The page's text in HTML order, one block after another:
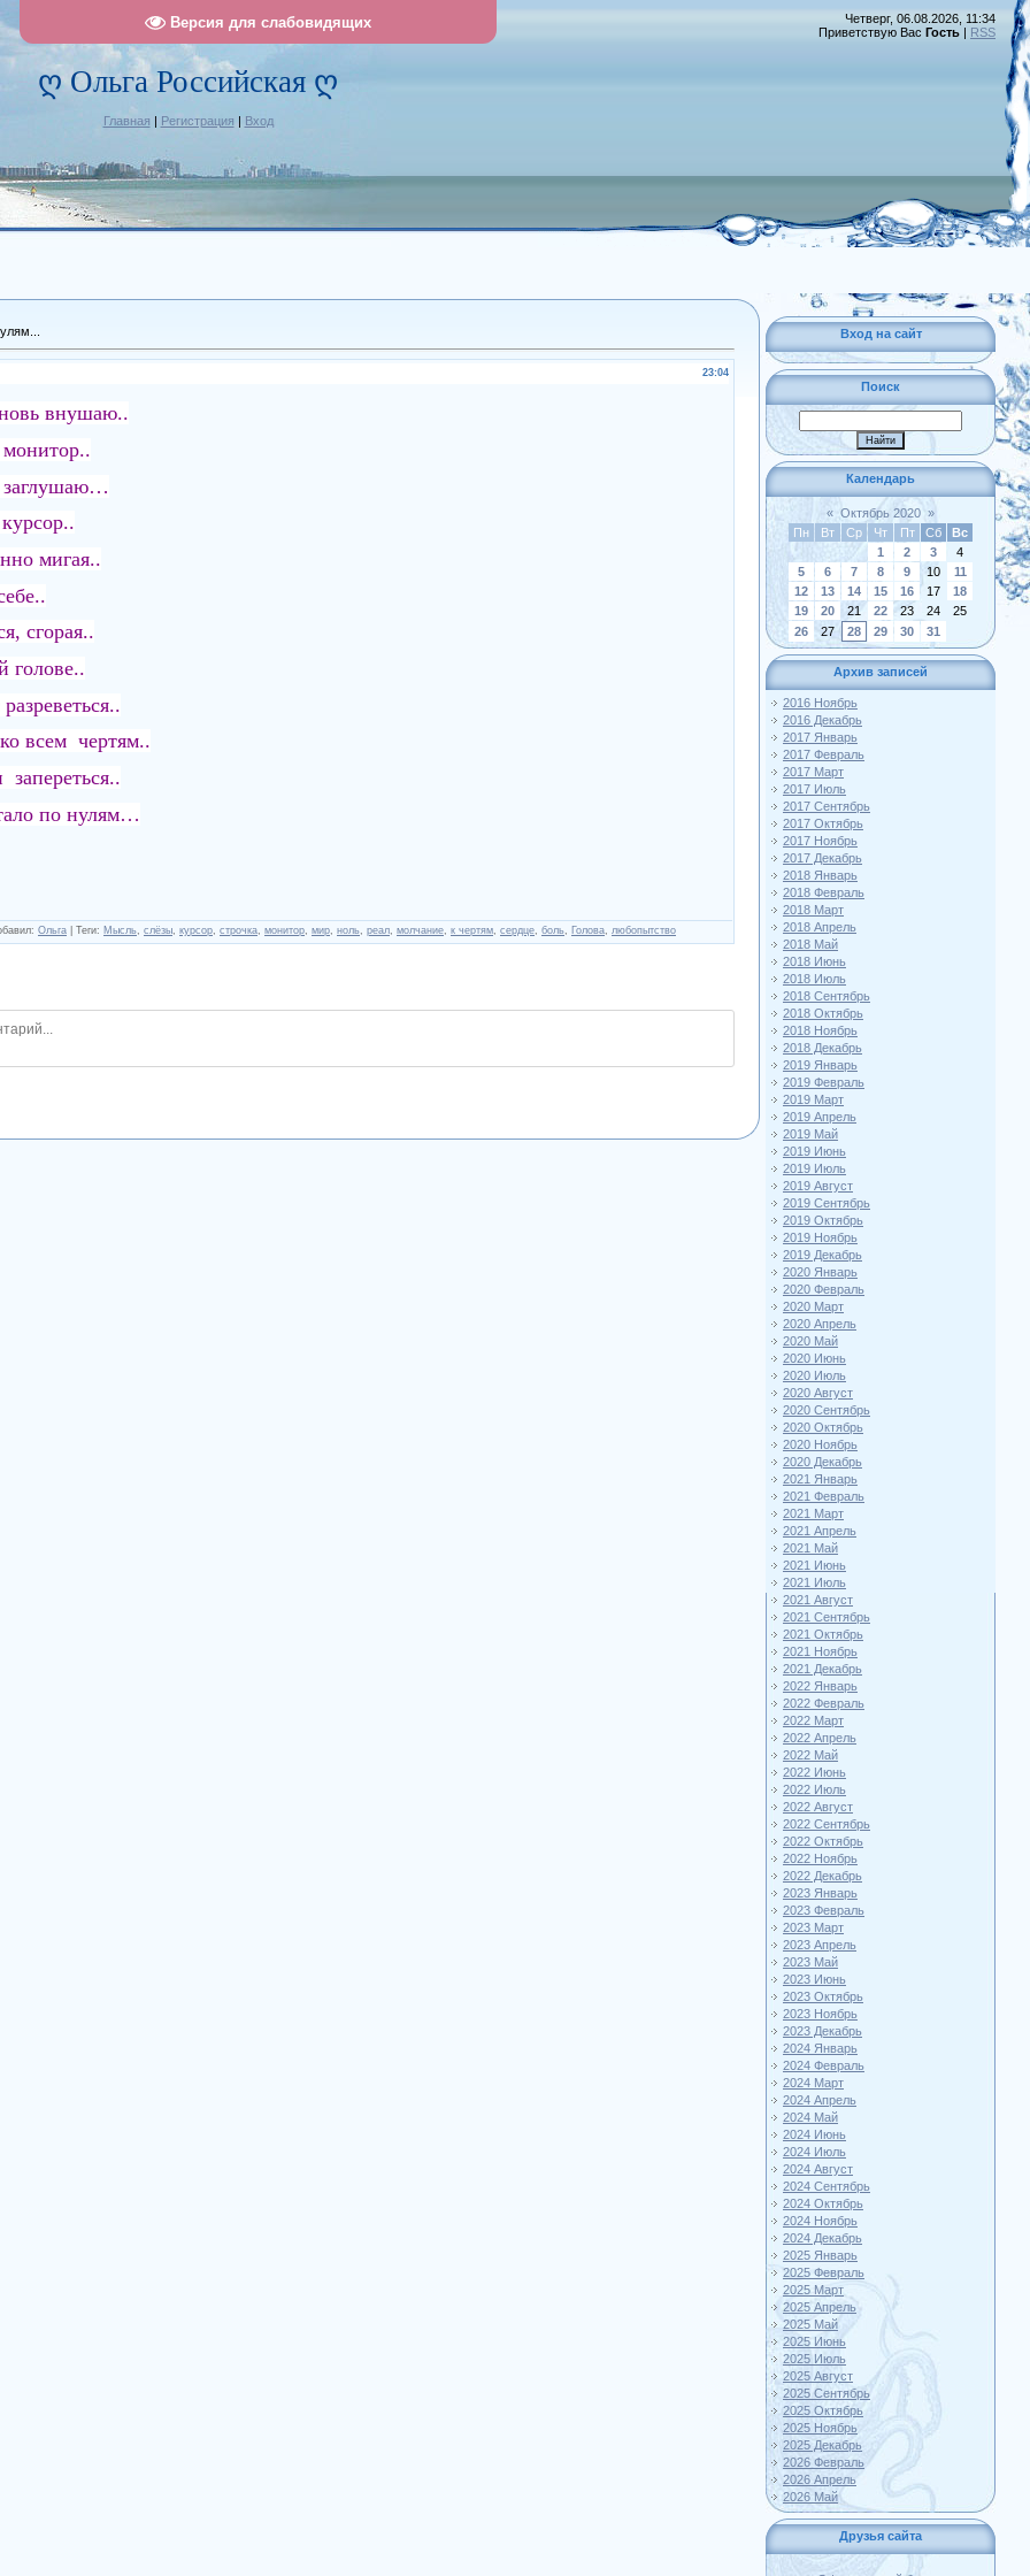
Версия для слабовидящих
ღ Ольга Российская ღ
Главная | Регистрация | Вход
Четверг, 06.08.2026, 11:34
Приветствую Вас Гость | RSS
23:04
внушаю..
заглушаю…
мигая..
сгорая..
голове..
всем чертям..
запереться..
по нулям…
: Ольга Теги: Мысль слёзы курсор строчка монитор мир ноль реал молчание к чертям сердце боль Голова любопытство
Вход на сайт
Поиск
Календарь
« Октябрь 2020 »
Пн
Вт Ср Чт Пт Сб
Вс
1
2 3
4
5
6 7 8 9 10
11
12
13 14 15 16 17
18
19
20 21 22 23 24
25
26
27 28 29 30 31
Архив записей
2016 Ноябрь
2016 Декабрь
2017 Январь
2017 Февраль
2017 Март
2017 Июль
2017 Сентябрь
2017 Октябрь
2017 Ноябрь
2017 Декабрь
2018 Январь
2018 Февраль
2018 Март
2018 Апрель
2018 Май
2018 Июнь
2018 Июль
2018 Сентябрь
2018 Октябрь
2018 Ноябрь
2018 Декабрь
2019 Январь
2019 Февраль
2019 Март
2019 Апрель
2019 Май
2019 Июнь
2019 Июль
2019 Август
2019 Сентябрь
2019 Октябрь
2019 Ноябрь
2019 Декабрь
2020 Январь
2020 Февраль
2020 Март
2020 Апрель
2020 Май
2020 Июнь
2020 Июль
2020 Август
2020 Сентябрь
2020 Октябрь
2020 Ноябрь
2020 Декабрь
2021 Январь
2021 Февраль
2021 Март
2021 Апрель
2021 Май
2021 Июнь
2021 Июль
2021 Август
2021 Сентябрь
2021 Октябрь
2021 Ноябрь
2021 Декабрь
2022 Январь
2022 Февраль
2022 Март
2022 Апрель
2022 Май
2022 Июнь
2022 Июль
2022 Август
2022 Сентябрь
2022 Октябрь
2022 Ноябрь
2022 Декабрь
2023 Январь
2023 Февраль
2023 Март
2023 Апрель
2023 Май
2023 Июнь
2023 Октябрь
2023 Ноябрь
2023 Декабрь
2024 Январь
2024 Февраль
2024 Март
2024 Апрель
2024 Май
2024 Июнь
2024 Июль
2024 Август
2024 Сентябрь
2024 Октябрь
2024 Ноябрь
2024 Декабрь
2025 Январь
2025 Февраль
2025 Март
2025 Апрель
2025 Май
2025 Июнь
2025 Июль
2025 Август
2025 Сентябрь
2025 Октябрь
2025 Ноябрь
2025 Декабрь
2026 Февраль
2026 Апрель
2026 Май
Друзья сайта